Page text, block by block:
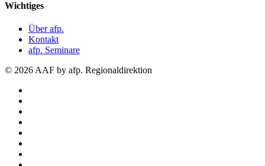
Wichtiges
Über afp.
Kontakt
afp. Seminare
© 2026 AAF by afp. Regionaldirektion